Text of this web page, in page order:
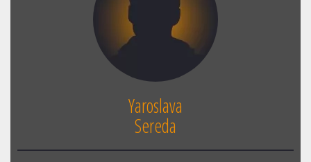
Yaroslava
Sereda